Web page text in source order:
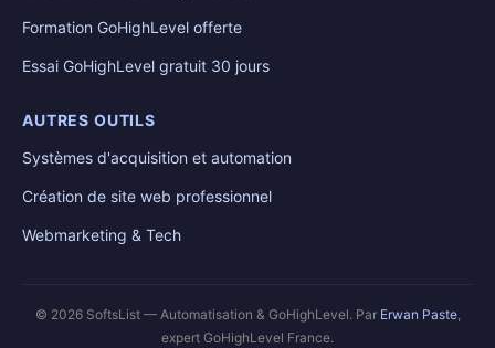
Formation GoHighLevel offerte
Essai GoHighLevel gratuit 30 jours
AUTRES OUTILS
Systèmes d'acquisition et automation
Création de site web professionnel
Webmarketing & Tech
© 2026 SoftsList — Automatisation & GoHighLevel. Par Erwan Paste,
expert GoHighLevel France.